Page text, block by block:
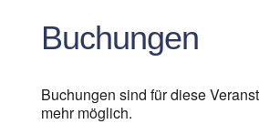
Buchungen
Buchungen sind für diese
mehr möglich.